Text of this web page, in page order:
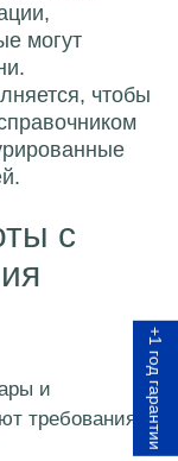
+1 год гарантии
могут
чтобы
с
и
требованиям